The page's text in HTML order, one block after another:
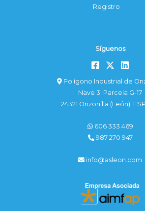
Registro
Síguenos
Polígono Industrial de
Nave 3. Parcela G-17
24321 Onzonilla (León).
606 333 469
987 270 947
info@asleon.com